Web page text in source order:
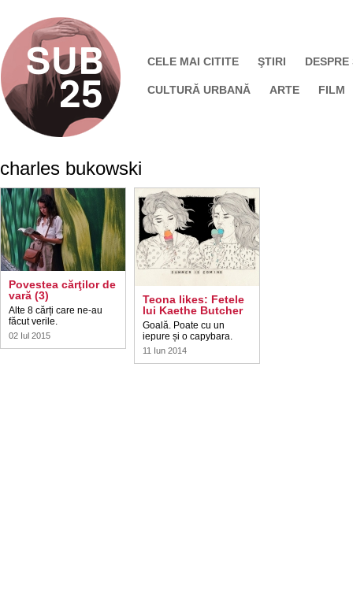
CELE MAI CITITE ŞTIRI DESPRE
CULTURĂ URBANĂ ARTE FILM
charles bukowski
Povestea cărţilor de
vară (3)
Alte 8 cărți care ne-au
făcut verile.
02 Iul 2015
Teona likes: Fetele
lui Kaethe Butcher
Goală. Poate cu un
iepure și o capybara.
11 Iun 2014